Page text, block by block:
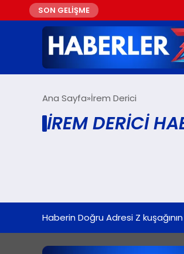
SON GELİŞME
Ana Sayfa İrem Derici
İREM DERICI
Haberin Doğru Adresi Z